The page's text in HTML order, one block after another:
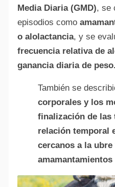
Media Diaria (GMD), se
episodios como
o alolactancia, y se
frecuencia relativa de
ganancia diaria de peso.
También se
corporales y los
finalización de las
relación temporal
cercanos a la ubre